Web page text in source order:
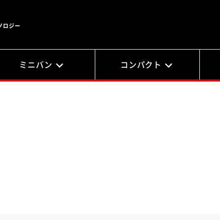
ロジー
ミニバン コンパクト